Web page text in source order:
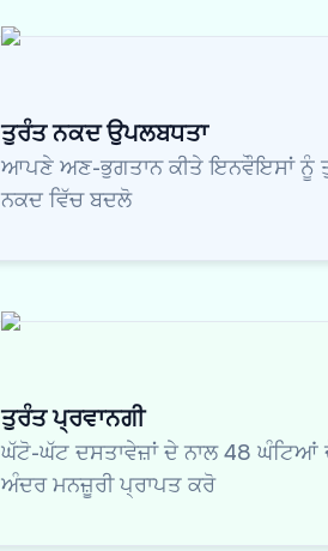
ਤੁਰੰਤ ਨਕਦ ਉਪਲਬਧਤਾ
ਆਪਣੇ ਅਣ-ਭੁਗਤਾਨ ਕੀਤੇ ਇਨਵੌਇਸਾਂ ਨੂੰ
ਨਕਦ ਵਿੱਚ ਬਦਲੋ
ਤੁਰੰਤ ਪ੍ਰਵਾਨਗੀ
ਘੱਟੋ-ਘੱਟ ਦਸਤਾਵੇਜ਼ਾਂ ਦੇ ਨਾਲ 48 ਘੰਟਿਆਂ
ਅੰਦਰ ਮਨਜ਼ੂਰੀ ਪ੍ਰਾਪਤ ਕਰੋ